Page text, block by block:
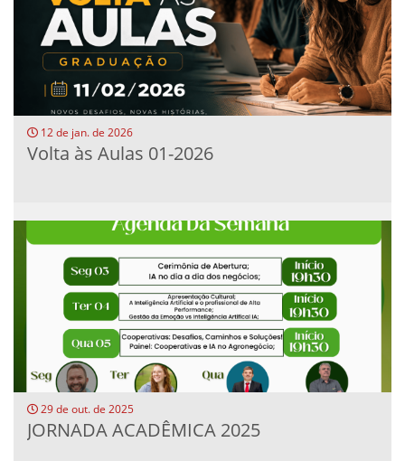
12 de jan. de 2026
Volta às Aulas 01-2026
29 de out. de 2025
JORNADA ACADÊMICA 2025